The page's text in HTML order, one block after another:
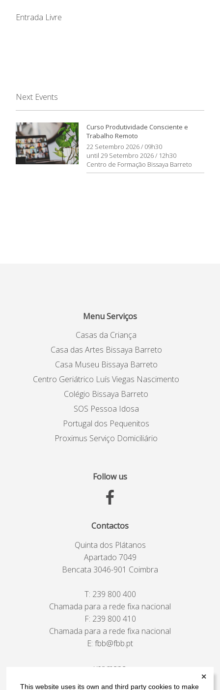
This website uses its own and third party cookies to make
✕
Entrada Livre
Next Events
Curso Produtividade Consciente e
Trabalho Remoto
22 Setembro 2026 / 09h30
until 29 Setembro 2026 / 12h30
Centro de Formação Bissaya Barreto
Menu Serviços
Casas da Criança
Casa das Artes Bissaya Barreto
Casa Museu Bissaya Barreto
Centro Geriátrico Luís Viegas Nascimento
Colégio Bissaya Barreto
SOS Pessoa Idosa
Portugal dos Pequenitos
Proximus Serviço Domiciliário
Follow us
Contactos
Quinta dos Plátanos
Apartado 7049
Bencata 3046-901 Coimbra
T: 239 800 400
Chamada para a rede fixa nacional
F: 239 800 410
Chamada para a rede fixa nacional
E: fbb@fbb.pt
ver mapa